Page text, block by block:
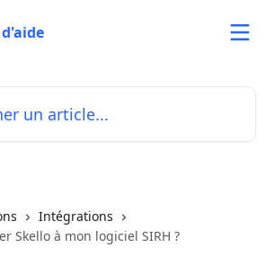
Intégrations
Skello à mon logiciel SIRH ?